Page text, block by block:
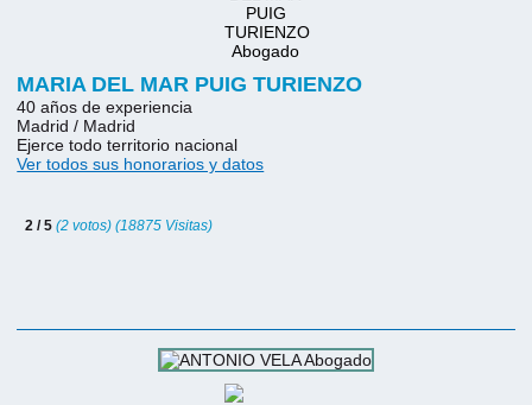
MARIA DEL MAR PUIG TURIENZO
40 años de experiencia
Madrid / Madrid
Ejerce todo territorio nacional
Ver todos sus honorarios y datos
2 / 5(2 votos) (18875 Visitas)